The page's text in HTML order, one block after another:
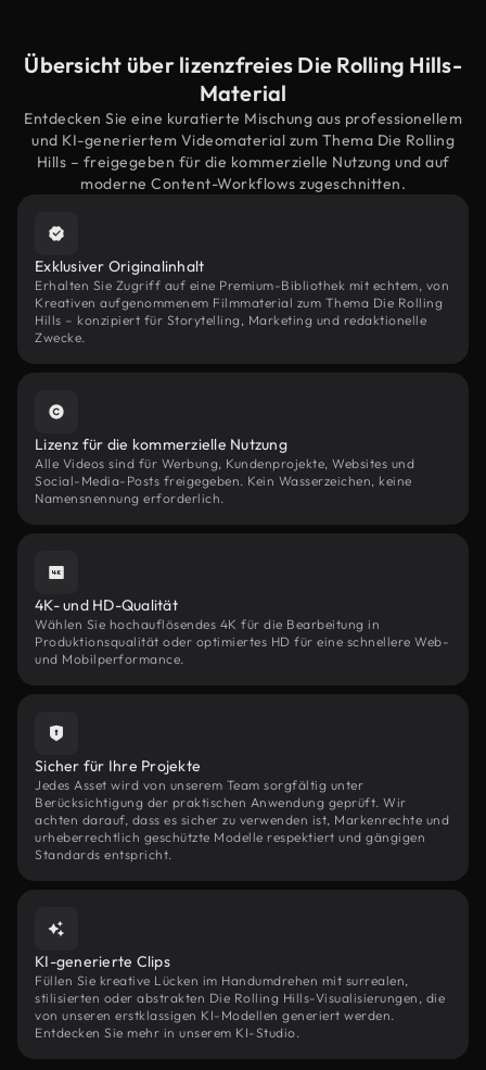
Übersicht über lizenzfreies Die Rolling Hills-
Material
Entdecken Sie eine kuratierte Mischung aus professionellem
und KI-generiertem Videomaterial zum Thema Die Rolling
Hills – freigegeben für die kommerzielle Nutzung und auf
moderne Content-Workflows zugeschnitten.
Exklusiver Originalinhalt
Erhalten Sie Zugriff auf eine Premium-Bibliothek mit echtem, von
Kreativen aufgenommenem Filmmaterial zum Thema Die Rolling
Hills – konzipiert für Storytelling, Marketing und redaktionelle
Zwecke.
Lizenz für die kommerzielle Nutzung
Alle Videos sind für Werbung, Kundenprojekte, Websites und
Social-Media-Posts freigegeben. Kein Wasserzeichen, keine
Namensnennung erforderlich.
4K- und HD-Qualität
Wählen Sie hochauflösendes 4K für die Bearbeitung in
Produktionsqualität oder optimiertes HD für eine schnellere Web-
und Mobilperformance.
Sicher für Ihre Projekte
Jedes Asset wird von unserem Team sorgfältig unter
Berücksichtigung der praktischen Anwendung geprüft. Wir
achten darauf, dass es sicher zu verwenden ist, Markenrechte und
urheberrechtlich geschützte Modelle respektiert und gängigen
Standards entspricht.
KI-generierte Clips
Füllen Sie kreative Lücken im Handumdrehen mit surrealen,
stilisierten oder abstrakten Die Rolling Hills-Visualisierungen, die
von unseren erstklassigen KI-Modellen generiert werden.
Entdecken Sie mehr in unserem KI-Studio.